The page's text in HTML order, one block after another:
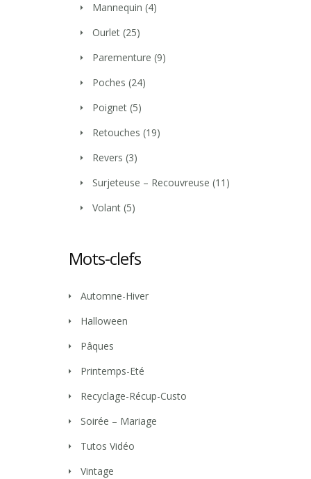
Mannequin (4)
Ourlet (25)
Parementure (9)
Poches (24)
Poignet (5)
Retouches (19)
Revers (3)
Surjeteuse – Recouvreuse (11)
Volant (5)
Mots-clefs
Automne-Hiver
Halloween
Pâques
Printemps-Eté
Recyclage-Récup-Custo
Soirée – Mariage
Tutos Vidéo
Vintage